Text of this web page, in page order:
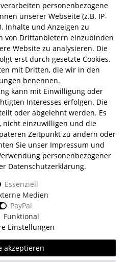
Lind Lime GinMonkey 47 Gin
Isle of Harris GinThomas
Tasting BoxSan Marzano
GinAlbaöl Tartufi Pralinen
TonicFentimans Tonic
Abhollager
32-34
B I 1. OG
Berlin
mit
personenbezogene
unserer Webseite (z.B. IP-
Inhalte und Anzeigen zu
von Drittanbietern einzubinden
Website zu analysieren. Die
erst durch gesetzte Cookies.
mit Dritten, die wir in den
benennen.
kann mit Einwilligung oder
Interesses erfolgen. Die
oder abgelehnt werden. Es
nicht einzuwilligen und die
Zeitpunkt zu ändern oder
Sie unser Impressum und
personenbezogener
Daten­schutz­erklärung.
Essenziell
Medien
PayPal
Funktional
Einstellungen
akzeptieren